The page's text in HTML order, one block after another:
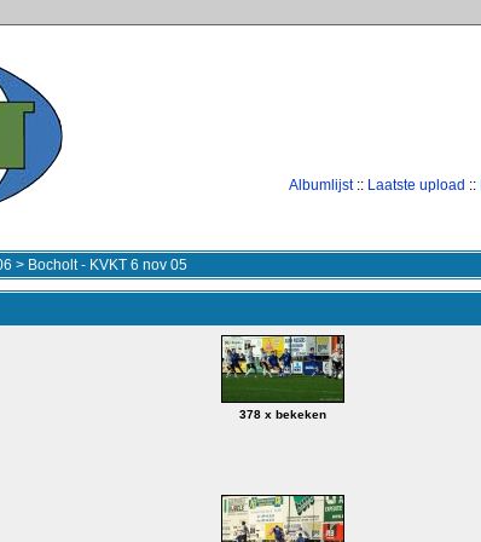
Albumlijst:: Laatste upload ::
> Bocholt - KVKT 6 nov 05
378 x bekeken